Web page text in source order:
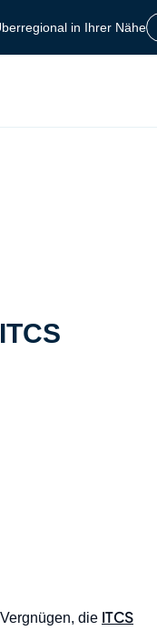
in Ihrer Nähe
die ITCS